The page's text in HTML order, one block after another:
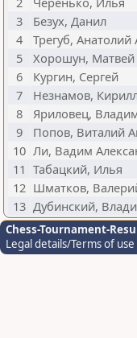
3
Безух, Данил
4
Трегуб,
5
Хорошун,
6
Кургин, Сергей
7
Незнамов,
8
Яриловец,
9
Попов, Виталий
10 Ли, Вадим
11 Табацкий, Илья
12 Шматков,
13 Дубинский,
Chess-Tournament-
Legal details/Terms of use